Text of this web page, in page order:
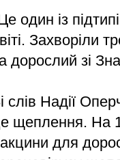
один із
Захворіли
дорослий зі
слів Надії
щеплення. На 1
для